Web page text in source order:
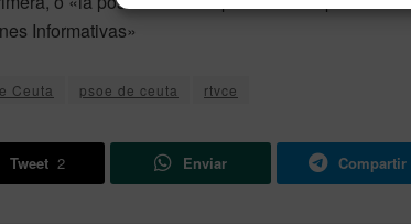
Informativas»
Ceuta psoe de ceuta rtvce
Tweet 2 Enviar Compartir